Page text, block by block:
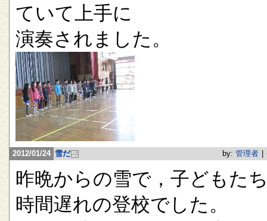
ていて上手に
演奏されました。
2012/01/24 雪だ by: 管理者
昨晩からの雪で，子どもた
時間遅れの登校でした。